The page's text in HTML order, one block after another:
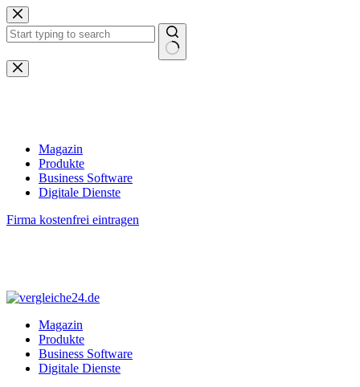
Zum
Inhalt
springen
Keine
Ergebnisse
Magazin
Produkte
Business Software
Digitale Dienste
Firma kostenfrei eintragen
Magazin
Produkte
Business Software
Digitale Dienste